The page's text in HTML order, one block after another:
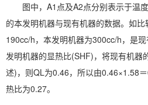
图中，A1点及A2点分别表示于温
的本发明机器与现有机器的数据。如
190cc/h，本发明机器为300cc/h，是
发明机器的显热比(SHF)，将现有机器
述)，则QL为0.46，所以由0.46×1.58
热比为0.27。